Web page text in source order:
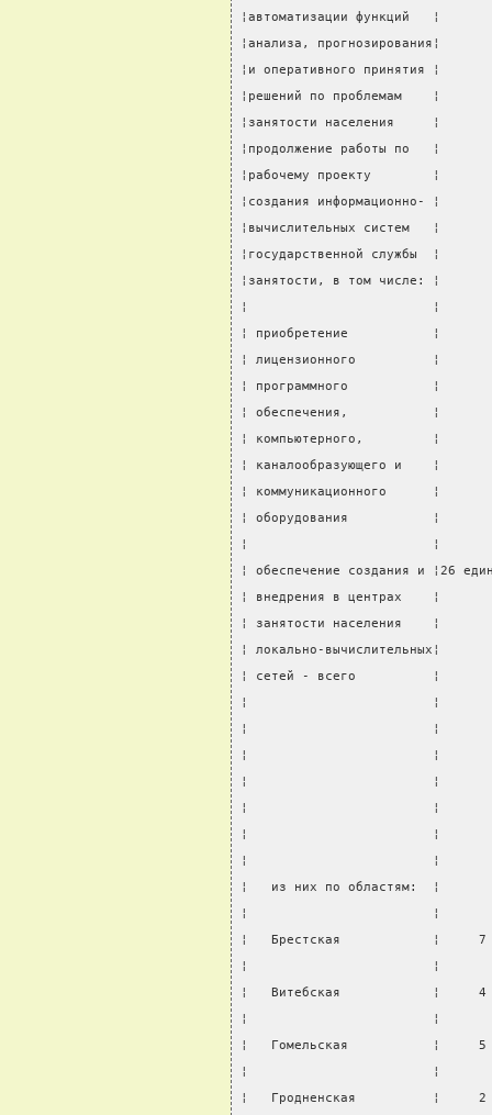
¦автоматизации функций
¦анализа,
¦и оперативного принятия
¦решений по проблемам
¦занятости населения
¦продолжение работы
¦рабочему проекту
¦создания
¦вычислительных
¦государственной
¦занятости, в том
¦                        ¦
¦ приобретение           ¦
¦ лицензионного          ¦
¦ программного
¦ обеспечения,
¦ компьютерного,
¦ каналообразующего и
¦ коммуникационного
¦ оборудования
¦                        ¦
¦ обеспечение создания и
¦ внедрения в центрах
¦ занятости населения
¦ локально-
¦ сетей - всего          ¦
¦                        ¦
¦                        ¦
¦                        ¦
¦                        ¦
¦                        ¦
¦                        ¦
¦                        ¦
¦   из них по областям:
¦                        ¦
¦   Брестская            ¦
¦                        ¦
¦   Витебская            ¦
¦                        ¦
¦   Гомельская           ¦
¦                        ¦
¦   Гродненская